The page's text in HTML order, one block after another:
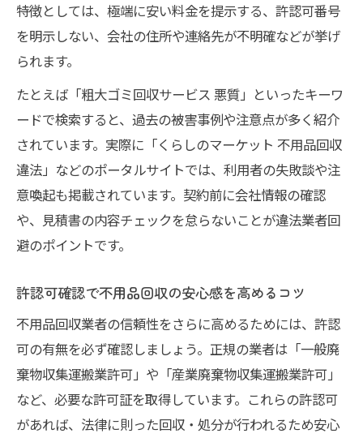
見積もりや相場から判断する安全な不用品回収
不用品回収の見積もりで比較すべきポイン
相場より安い不用品回収の落とし穴と注意
点
見積もり無料の不用品回収業者は本当に安
全か
不用品回収の料金相場を知って賢く依頼す
る方法
悪質業者を避けて納得の回収を実現する方法
悪質な不用品回収業者の手口と見分け方を
解説
不用品回収で後悔しない業者選びの鉄則
詐欺やトラブルを避ける不用品回収のコツ
不用品回収の安全な依頼方法を具体的に紹
特徴としては、極端に安い料金を提示する、許認可番号
を明示しない、会社の住所や連絡先が不明確などが挙げ
られます。
たとえば「粗大ゴミ回収サービス 悪質」といったキーワ
ードで検索すると、過去の被害事例や注意点が多く紹介
されています。実際に「くらしのマーケット 不用品回収
違法」などのポータルサイトでは、利用者の失敗談や注
意喚起も掲載されています。契約前に会社情報の確認
や、見積書の内容チェックを怠らないことが違法業者回
避のポイントです。
許認可確認で不用品回収の安心感を高めるコツ
不用品回収業者の信頼性をさらに高めるためには、許認
可の有無を必ず確認しましょう。正規の業者は「一般廃
棄物収集運搬業許可」や「産業廃棄物収集運搬業許可」
など、必要な許可証を取得しています。これらの許認可
があれば、法律に則った回収・処分が行われるため安心